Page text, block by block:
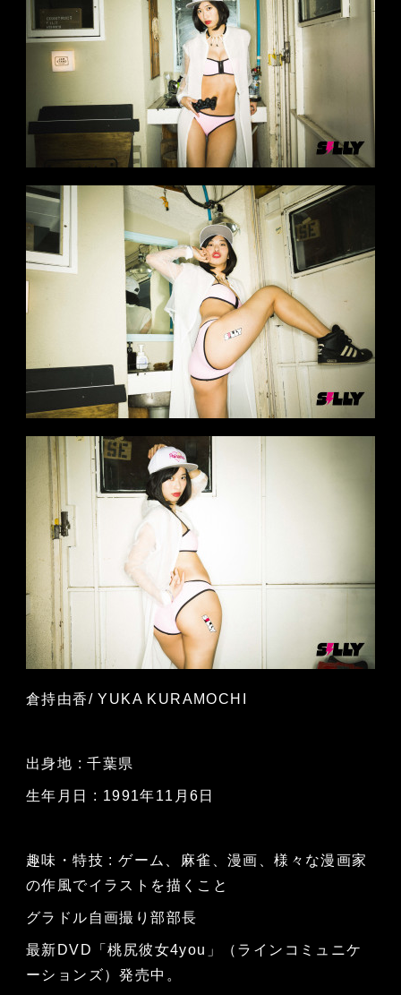
倉持由香/ YUKA KURAMOCHI
出身地 : 千葉県
生年月日 : 1991年11月6日
趣味・特技 : ゲーム、麻雀、漫画、様々な漫画家
の作風でイラストを描くこと
グラドル自画撮り部部長
最新DVD「桃尻彼女4you」（ラインコミュニケ
ーションズ）発売中。